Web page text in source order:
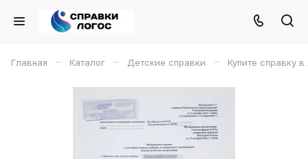
Главная – Каталог – Детские справки – Купите справку